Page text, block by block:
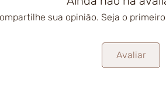
sua opinião. Seja o
Avaliar